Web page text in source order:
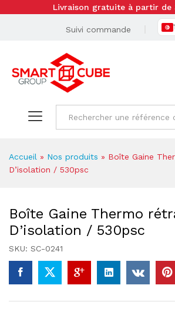
Livraison gratuite à partir de
Suivi commande
Accueil » Nos produits » Boîte Gaine
D’isolation / 530psc
Boîte Gaine Thermo
D’isolation / 530psc
SKU: SC-0241